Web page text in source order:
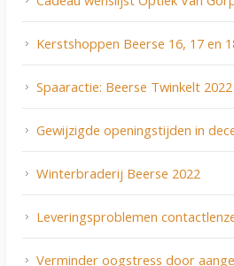
Kerstshoppen Beerse 16, 17 en
Spaaractie: Beerse Twinkelt 2022
Gewijzigde openingstijden in
Winterbraderij Beerse 2022
Leveringsproblemen
Verminder oogstress door